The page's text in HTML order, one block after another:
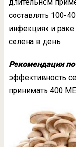
длительном
составлять 100-
инфекциях и
селена в день.
Рекомендации
эффективность
принимать 400